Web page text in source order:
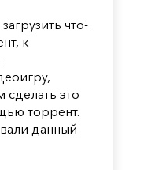
что-
к
это
торрент.
данный